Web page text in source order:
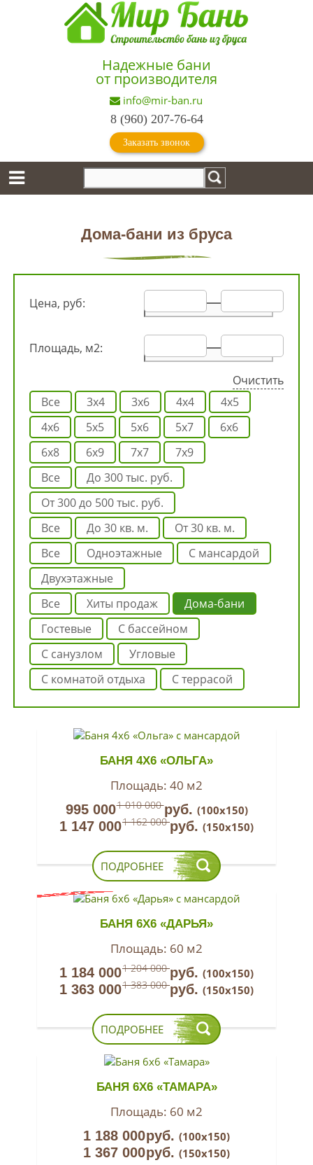
Надежные бани
от производителя
info@mir-ban.ru
8 (960) 207-76-64
Заказать звонок
Дома-бани из бруса
Цена, руб:
Площадь, м2:
Очистить
Все
3х4 3х6 4х4
4х5
4х6
5х5 5х6 5х7
6х6
6х8
6х9 7х7
7х9
Все
до 300 тыс. руб.
от 300 до 500 тыс. руб.
Все
до 30 кв. м.
от 30 кв. м.
Все
одноэтажные
с мансардой
двухэтажные
Все
Хиты продаж
Дома-бани
гостевые
с бассейном
с санузлом
угловые
с комнатой отдыха
с террасой
БАНЯ 4Х6 «ОЛЬГА»
Площадь: 40 м2
995 0001 010 000руб. (100х150)
1 147 0001 162 000руб. (150х150)
ПОДРОБНЕЕ
БАНЯ 6Х6 «ДАРЬЯ»
Площадь: 60 м2
1 184 0001 204 000руб. (100х150)
1 363 0001 383 000руб. (150х150)
ПОДРОБНЕЕ
БАНЯ 6Х6 «ТАМАРА»
Площадь: 60 м2
1 188 000руб. (100х150)
1 367 000руб. (150х150)